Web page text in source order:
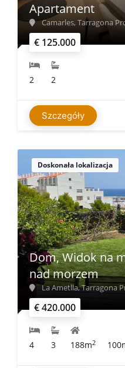
€ 125.000
Apartament
Camarles, Tarragona
2 2
Szczegóły
Doskonała lokalizacja
€ 420.000
Dom, Widok na
nad morzem
La Ametlla, Tarragona
4 3 188m2